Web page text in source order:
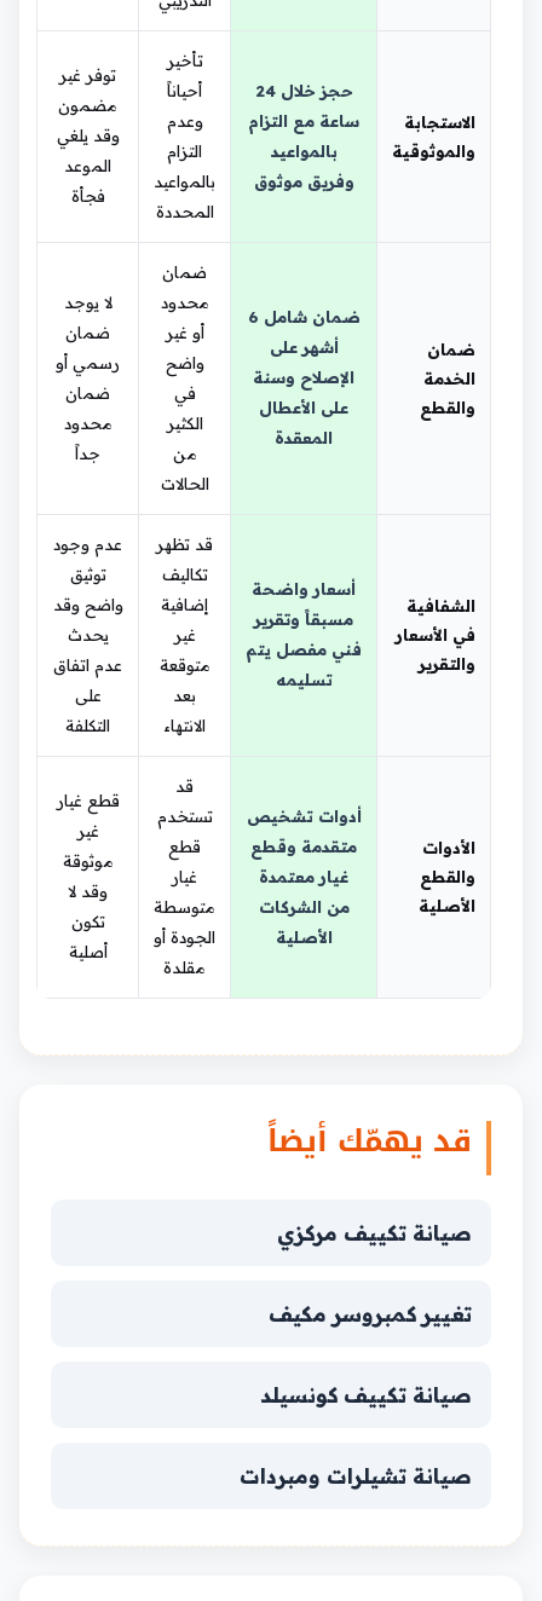
الاستجابة
والموثوقية
حجز خلال 24
ساعة مع التزام
بالمواعيد
وفريق موثوق
تأخير
أحياناً
وعدم
التزام
بالمواعيد
المحددة
توفر غير
مضمون
وقد يلغي
الموعد
فجأة
ضمان
الخدمة
والقطع
ضمان شامل 6
أشهر على
الإصلاح وسنة
على الأعطال
المعقدة
ضمان
محدود
أو غير
واضح
في
الكثير
من
الحالات
لا يوجد
ضمان
رسمي أو
ضمان
محدود
جداً
الشفافية
في الأسعار
والتقرير
أسعار واضحة
مسبقاً وتقرير
فني مفصل يتم
تسليمه
قد تظهر
تكاليف
إضافية
غير
متوقعة
بعد
الانتهاء
عدم وجود
توثيق
واضح وقد
يحدث
عدم اتفاق
على
التكلفة
الأدوات
والقطع
الأصلية
أدوات تشخيص
متقدمة وقطع
غيار معتمدة
من الشركات
الأصلية
قد
تستخدم
قطع
غيار
متوسطة
الجودة أو
مقلدة
قطع غيار
غير
موثوقة
وقد لا
تكون
أصلية
قد يهمّك أيضاً
صيانة تكييف مركزي
تغيير كمبروسر مكيف
صيانة تكييف كونسيلد
صيانة تشيلرات ومبردات